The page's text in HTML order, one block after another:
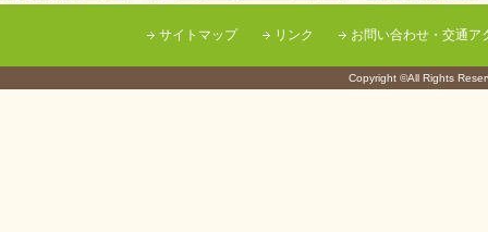
サイトマップ リンク お問い合わせ・交通ア
Copyright ©All Rights